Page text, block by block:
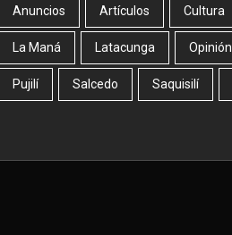
Anuncios Artículos Cultura
La Maná Latacunga Opinión
Pujilí Salcedo Saquisilí